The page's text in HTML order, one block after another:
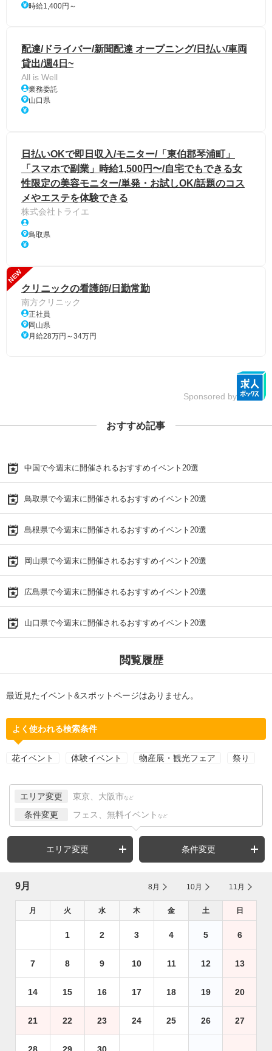
時給1,400円～
配達/ドライバー/新聞配達 オープニング/日払い/車両
貸出/週4日~
All is Well
業務委託
山口県
日払いOKで即日収入/モニター/「東伯郡琴浦町」
「スマホで副業」時給1,500円〜/自宅でもできる女
性限定の美容モニター/単発・お試しOK/話題のコス
メやエステを体験できる
株式会社トライエ
鳥取県
NEW
クリニックの看護師/日勤常勤
南方クリニック
正社員
岡山県
月給28万円～34万円
Sponsored by
おすすめ記事
中国で今週末に開催されるおすすめイベント20選
鳥取県で今週末に開催されるおすすめイベント20選
島根県で今週末に開催されるおすすめイベント20選
岡山県で今週末に開催されるおすすめイベント20選
広島県で今週末に開催されるおすすめイベント20選
山口県で今週末に開催されるおすすめイベント20選
閲覧履歴
最近見たイベント&スポットページはありません。
よく使われる検索条件
花イベント 体験イベント 物産展・観光フェア 祭り
エリア変更 東京、大阪市 など
条件変更 フェス、無料イベント など
エリア変更 条件変更
9月 8月 10月 11月
月 火 水 木 金 土 日
1 2 3 4 5 6
7 8 9 10 11 12 13
14 15 16 17 18 19 20
21 22 23 24 25 26 27